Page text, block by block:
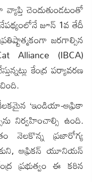
చెందుతుండటంతో
జూన్ 1వ తేదీ
జరగాల్సిన
Alliance (IBCA)
కేంద్ర పర్యావరణ
‘ఇండియా-ఆఫ్రికా
నిర్వహించాల్సి ఉంది.
నెలకొన్న ప్రజారోగ్య
ఆఫ్రికన్ యూనియన్
ప్రభుత్వం ఈ కఠిన